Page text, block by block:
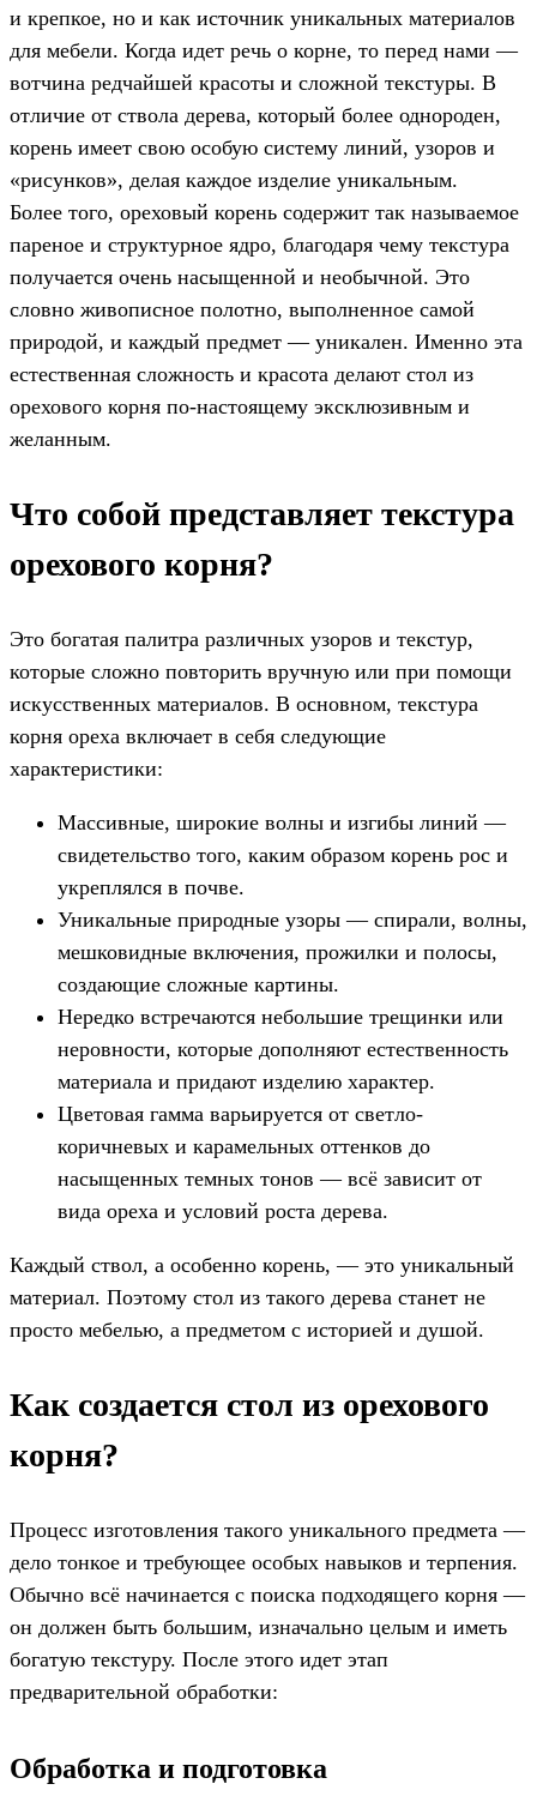
и крепкое, но и как источник уникальных материалов
для мебели. Когда идет речь о корне, то перед нами —
вотчина редчайшей красоты и сложной текстуры. В
отличие от ствола дерева, который более однороден,
корень имеет свою особую систему линий, узоров и
«рисунков», делая каждое изделие уникальным.
Более того, ореховый корень содержит так называемое
пареное и структурное ядро, благодаря чему текстура
получается очень насыщенной и необычной. Это
словно живописное полотно, выполненное самой
природой, и каждый предмет — уникален. Именно эта
естественная сложность и красота делают стол из
орехового корня по-настоящему эксклюзивным и
желанным.
Что собой представляет текстура
орехового корня?
Это богатая палитра различных узоров и текстур,
которые сложно повторить вручную или при помощи
искусственных материалов. В основном, текстура
корня ореха включает в себя следующие
характеристики:
Массивные, широкие волны и изгибы линий —
свидетельство того, каким образом корень рос и
укреплялся в почве.
Уникальные природные узоры — спирали, волны,
мешковидные включения, прожилки и полосы,
создающие сложные картины.
Нередко встречаются небольшие трещинки или
неровности, которые дополняют естественность
материала и придают изделию характер.
Цветовая гамма варьируется от светло-
коричневых и карамельных оттенков до
насыщенных темных тонов — всё зависит от
вида ореха и условий роста дерева.
Каждый ствол, а особенно корень, — это уникальный
материал. Поэтому стол из такого дерева станет не
просто мебелью, а предметом с историей и душой.
Как создается стол из орехового
корня?
Процесс изготовления такого уникального предмета —
дело тонкое и требующее особых навыков и терпения.
Обычно всё начинается с поиска подходящего корня —
он должен быть большим, изначально целым и иметь
богатую текстуру. После этого идет этап
предварительной обработки:
Обработка и подготовка